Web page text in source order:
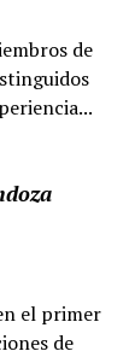
de
el primer
de